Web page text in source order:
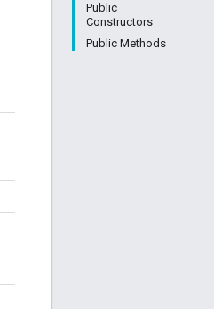
Public
Constructors
Public Methods